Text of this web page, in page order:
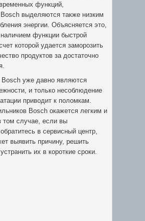
функций,
выделяются также низким
энергии. Объясняется это,
функции быстрой
которой удается заморозить
продуктов за достаточно
уже давно являются
и только несоблюдение
приводит к поломкам.
Bosch окажется легким и
том случае, если вы
в сервисный центр,
выявить причину, решить
их в короткие сроки.